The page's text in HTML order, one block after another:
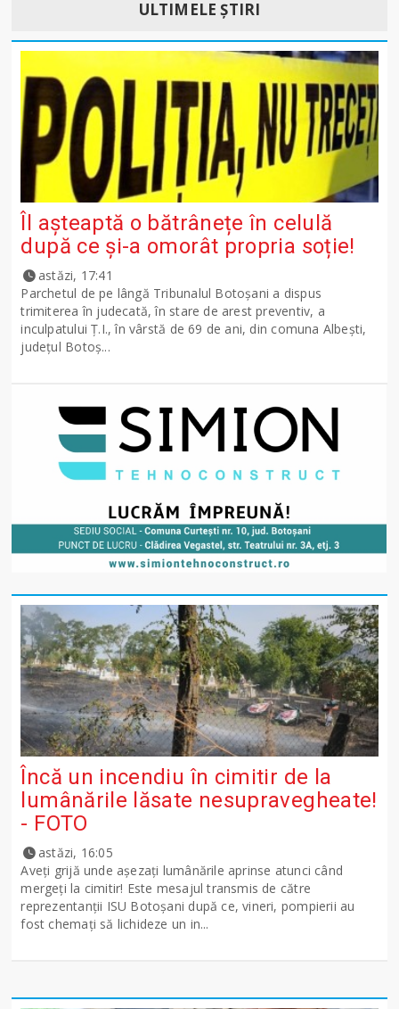
ULTIMELE ȘTIRI
Îl așteaptă o bătrânețe în celulă
după ce și-a omorât propria soție!
astăzi, 17:41
Parchetul de pe lângă Tribunalul Botoşani a dispus
trimiterea în judecată, în stare de arest preventiv, a
inculpatului Ț.I., în vârstă de 69 de ani, din comuna Albești,
județul Botoș...
Încă un incendiu în cimitir de la
lumânările lăsate nesupravegheate!
- FOTO
astăzi, 16:05
Aveți grijă unde așezați lumânările aprinse atunci când
mergeți la cimitir! Este mesajul transmis de către
reprezentanții ISU Botoșani după ce, vineri, pompierii au
fost chemați să lichideze un in...